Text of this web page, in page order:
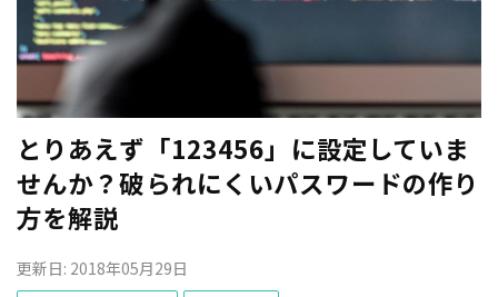
とりあえず「123456」に設定していま
せんか？破られにくいパスワードの作り
方を解説
更新日: 2018年05月29日